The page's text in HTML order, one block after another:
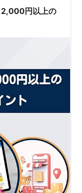
2,000円以上の